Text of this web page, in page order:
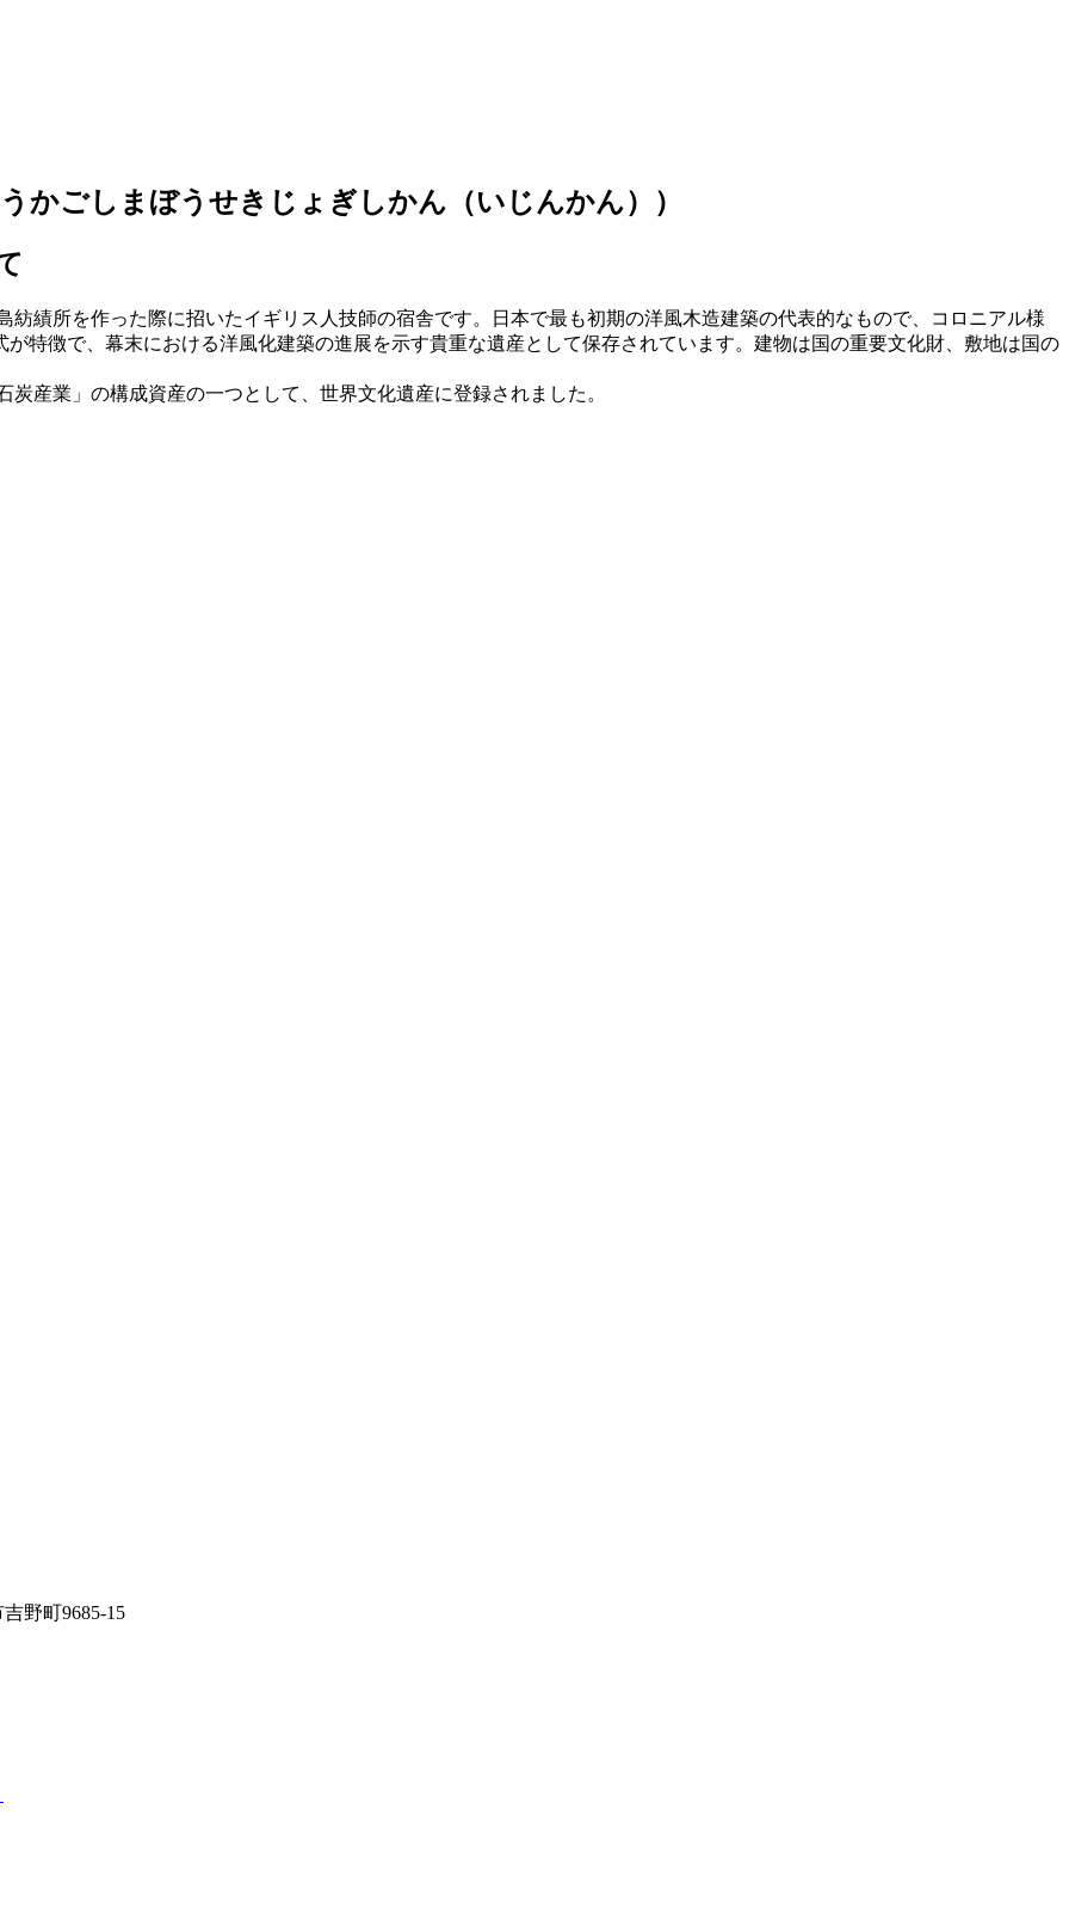
うかごしまぼうせきじょぎしかん（いじんかん））
績所を作った際に招いたイギリス人技師の宿舎です。日本で最も初期の洋風木造建築の代表的なもので、コロニアル様
特徴で、幕末における洋風化建築の進展を示す貴重な遺産として保存されています。建物は国の重要文化財、敷地は国の
産業」の構成資産の一つとして、世界文化遺産に登録されました。
野町9685-15